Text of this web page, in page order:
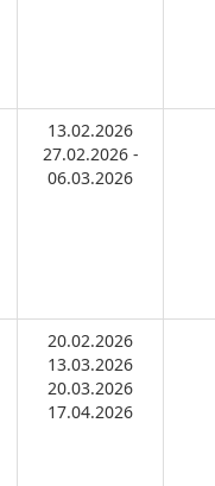
13.02.2026
27.02.2026 -
06.03.2026
20.02.2026
13.03.2026
20.03.2026
17.04.2026